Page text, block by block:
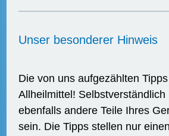
Unser besonderer Hinweis
Die von uns aufgezählten
Allheilmittel! Selbstverständlich
ebenfalls andere Teile Ihres
sein. Die Tipps stellen nur